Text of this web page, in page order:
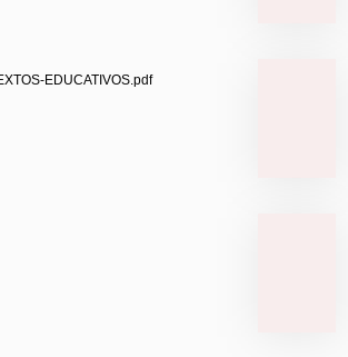
EDUCATIVOS.pdf